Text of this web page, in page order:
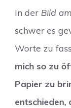
In der Bild
schwer es
Worte zu
mich so zu
Papier zu
entschieden,